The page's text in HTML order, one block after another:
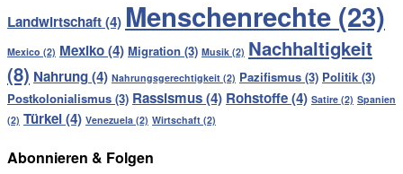
Landwirtschaft(4) Menschenrechte (23)
Mexico (2) Mexiko(4) Migration (3) Musik (2) Nachhaltigkeit
(8) Nahrung(4) Nahrungsgerechtigkeit (2) Pazifismus (3) Politik (3)
Postkolonialismus (3) Rassismus(4) Rohstoffe(4) Satire (2) Spanien
(2) Türkei(4) Venezuela (2) Wirtschaft (2)
Abonnieren & Folgen